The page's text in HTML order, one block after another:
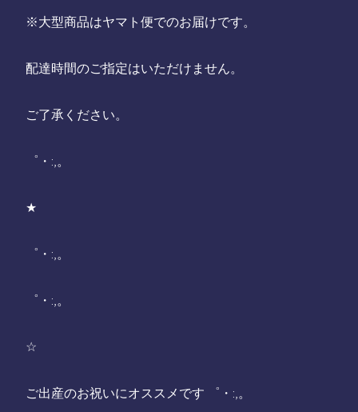
※大型商品はヤマト便でのお届けです。
配達時間のご指定はいただけません。
ご了承ください。
゜・:,。
★
゜・:,。
゜・:,。
☆
ご出産のお祝いにオススメです ゜・:,。